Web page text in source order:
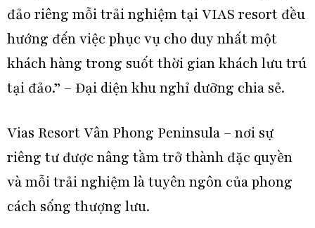
đảo riêng mỗi trải nghiệm tại VIAS resort đều
hướng đến việc phục vụ cho duy nhất một
khách hàng trong suốt thời gian khách lưu trú
tại đảo.” – Đại diện khu nghỉ dưỡng chia sẻ.
Vias Resort Vân Phong Peninsula – nơi sự
riêng tư được nâng tầm trở thành đặc quyền
và mỗi trải nghiệm là tuyên ngôn của phong
cách sống thượng lưu.